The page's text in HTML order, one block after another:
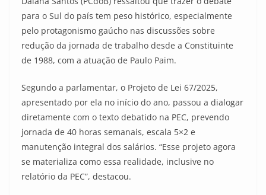
para o Sul do país tem peso histórico, especialmente
pelo protagonismo gaúcho nas discussões sobre
redução da jornada de trabalho desde a Constituinte
de 1988, com a atuação de Paulo Paim.
Segundo a parlamentar, o Projeto de Lei 67/2025,
apresentado por ela no início do ano, passou a dialogar
diretamente com o texto debatido na PEC, prevendo
jornada de 40 horas semanais, escala 5×2 e
manutenção integral dos salários. “Esse projeto agora
se materializa como essa realidade, inclusive no
relatório da PEC”, destacou.